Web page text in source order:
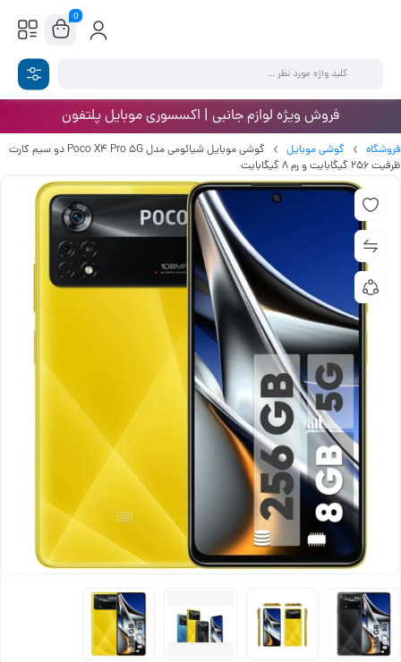
0
فروش ویژه لوازم جانبی | اکسسوری موبایل پلتفون
فروشگاه گوشی موبایل
گوشی موبایل شیائومی مدل Poco X4 Pro 5G دو سیم کارت
ظرفیت 256 گیگابایت و رم 8 گیگابایت